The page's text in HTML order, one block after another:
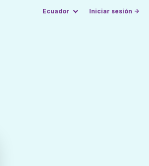
Ecuador Iniciar sesión →